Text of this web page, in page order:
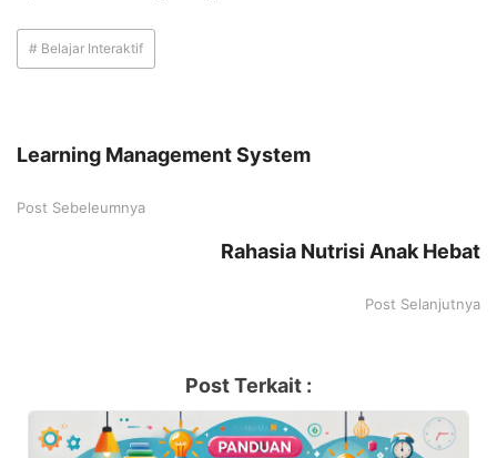
# Belajar Interaktif
Learning Management System
Post Sebeleumnya
Rahasia Nutrisi Anak Hebat
Post Selanjutnya
Post Terkait :